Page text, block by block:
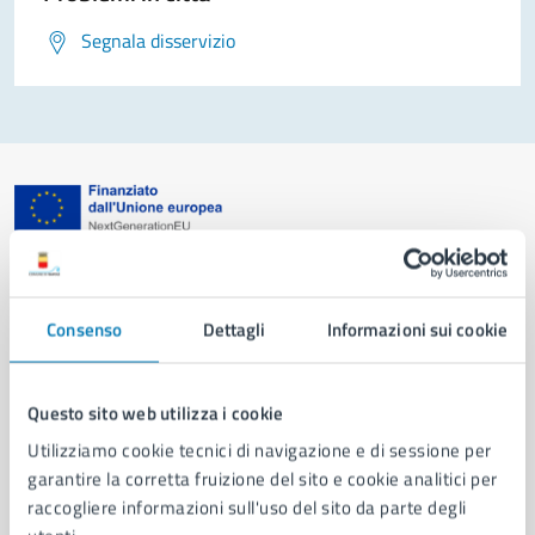
Consenso Dettagli Informazioni sui cookie
Questo sito web utilizza i cookie
Utilizziamo cookie tecnici di navigazione e di sessione per
garantire la corretta fruizione del sito e cookie analitici per
raccogliere informazioni sull'uso del sito da parte degli
Segnala disservizio
Organi di governo
Municipalità
Uffici
Enti e fondazioni
Politici